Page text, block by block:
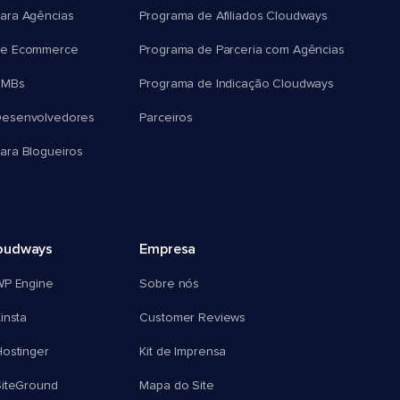
Agências
Ecommerce
Blogueiros
Programa de Afiliados Cloudways
Programa de Parceria com Agências
Programa de Indicação Cloudways
Parceiros
Engine
Empresa
Sobre nós
Customer Reviews
Kit de Imprensa
Mapa do Site